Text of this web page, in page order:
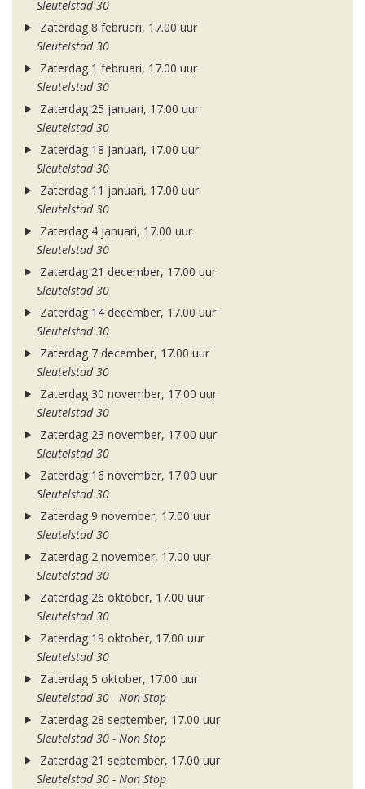
Sleutelstad 30
Zaterdag 8 februari, 17.00 uur
Sleutelstad 30
Zaterdag 1 februari, 17.00 uur
Sleutelstad 30
Zaterdag 25 januari, 17.00 uur
Sleutelstad 30
Zaterdag 18 januari, 17.00 uur
Sleutelstad 30
Zaterdag 11 januari, 17.00 uur
Sleutelstad 30
Zaterdag 4 januari, 17.00 uur
Sleutelstad 30
Zaterdag 21 december, 17.00 uur
Sleutelstad 30
Zaterdag 14 december, 17.00 uur
Sleutelstad 30
Zaterdag 7 december, 17.00 uur
Sleutelstad 30
Zaterdag 30 november, 17.00 uur
Sleutelstad 30
Zaterdag 23 november, 17.00 uur
Sleutelstad 30
Zaterdag 16 november, 17.00 uur
Sleutelstad 30
Zaterdag 9 november, 17.00 uur
Sleutelstad 30
Zaterdag 2 november, 17.00 uur
Sleutelstad 30
Zaterdag 26 oktober, 17.00 uur
Sleutelstad 30
Zaterdag 19 oktober, 17.00 uur
Sleutelstad 30
Zaterdag 5 oktober, 17.00 uur
Sleutelstad 30 - Non Stop
Zaterdag 28 september, 17.00 uur
Sleutelstad 30 - Non Stop
Zaterdag 21 september, 17.00 uur
Sleutelstad 30 - Non Stop